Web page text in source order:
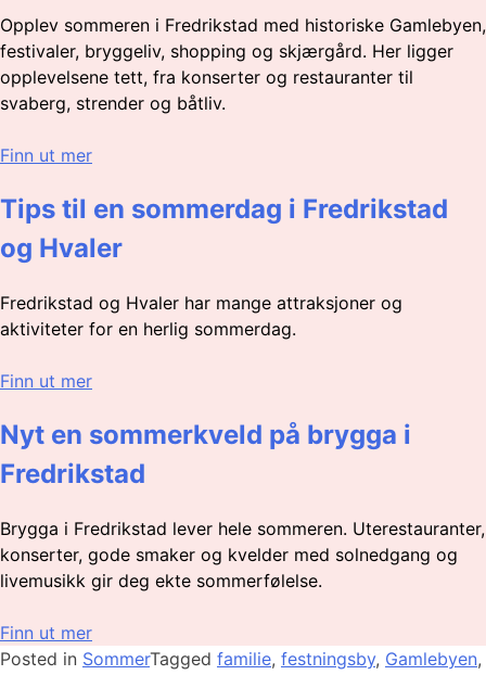
Opplev sommeren i Fredrikstad med historiske Gamlebyen,
festivaler, bryggeliv, shopping og skjærgård. Her ligger
opplevelsene tett, fra konserter og restauranter til
svaberg, strender og båtliv.
Finn ut mer
Tips til en sommerdag i Fredrikstad
og Hvaler
Fredrikstad og Hvaler har mange attraksjoner og
aktiviteter for en herlig sommerdag.
Finn ut mer
Nyt en sommerkveld på brygga i
Fredrikstad
Brygga i Fredrikstad lever hele sommeren. Uterestauranter,
konserter, gode smaker og kvelder med solnedgang og
livemusikk gir deg ekte sommerfølelse.
Finn ut mer
Posted in SommerTagged familie, festningsby, Gamlebyen,